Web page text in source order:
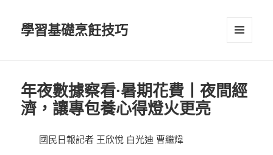
學習基礎烹飪技巧
年夜數據察看·暑期花費丨夜間經
濟，讓專包養心得燈火更亮
國民日報記者 王欣悅 白光迪 曹繼煒